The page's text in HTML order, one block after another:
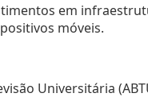
em
móveis.
Universitária